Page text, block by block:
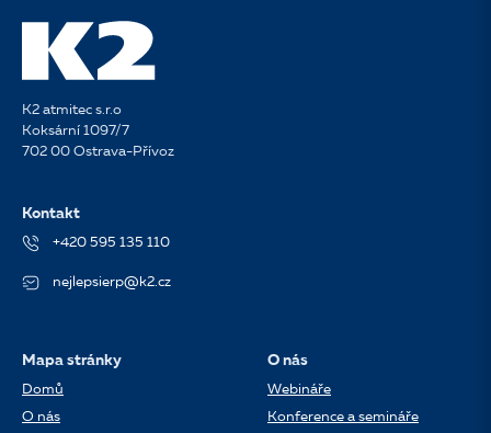
K2 atmitec s.r.o
Koksární 1097/7
702 00 Ostrava-Přívoz
Kontakt
+420 595 135 110
nejlepsierp@k2.cz
Mapa stránky
Domů
O nás
O nás
Webináře
Konference a semináře